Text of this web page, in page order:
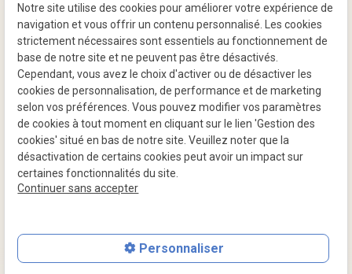
Droit du travail
Honoraires
Contact
Actualités
Mentions
légales
Politique de
confidentialité
Gestion
des
Plan du
site
Siret :84278872100020
Notre site utilise des cookies pour améliorer votre expérience de
navigation et vous offrir un contenu personnalisé. Les cookies
strictement nécessaires sont essentiels au fonctionnement de
base de notre site et ne peuvent pas être désactivés.
Cependant, vous avez le choix d'activer ou de désactiver les
cookies de personnalisation, de performance et de marketing
selon vos préférences. Vous pouvez modifier vos paramètres
de cookies à tout moment en cliquant sur le lien 'Gestion des
cookies' situé en bas de notre site. Veuillez noter que la
désactivation de certains cookies peut avoir un impact sur
certaines fonctionnalités du site.
Continuer sans accepter
Personnaliser